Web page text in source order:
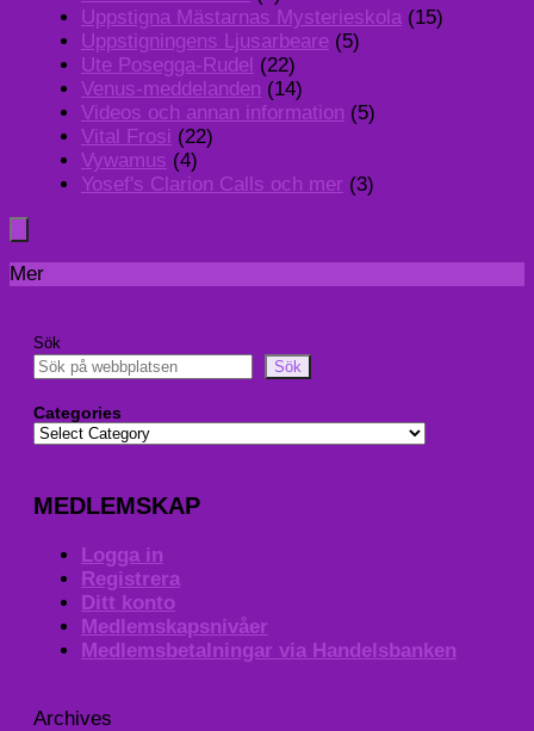
Uppstigna Mästarnas Mysterieskola (15)
Uppstigningens Ljusarbeare (5)
Ute Posegga-Rudel (22)
Venus-meddelanden (14)
Videos och annan information (5)
Vital Frosi (22)
Vywamus (4)
Yosef's Clarion Calls och mer (3)
Mer
Sök
Sök
Categories
MEDLEMSKAP
Logga in
Registrera
Ditt konto
Medlemskapsnivåer
Medlemsbetalningar via Handelsbanken
Archives